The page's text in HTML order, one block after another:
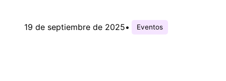
19 de septiembre de 2025• Eventos